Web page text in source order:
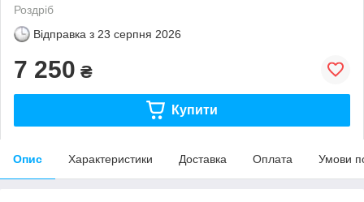
Роздріб
Відправка з 23 серпня 2026
7 250 ₴
Купити
Опис Характеристики Доставка Оплата Умови